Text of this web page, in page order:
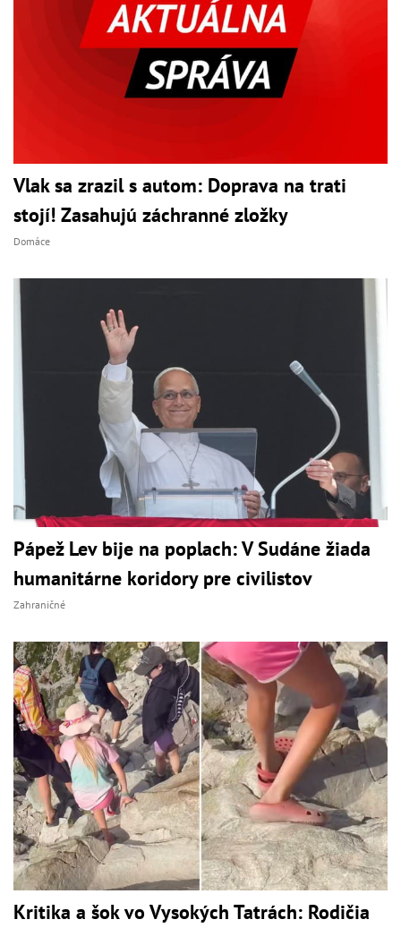
Vlak sa zrazil s autom: Doprava na trati
stojí! Zasahujú záchranné zložky
Domáce
Pápež Lev bije na poplach: V Sudáne žiada
humanitárne koridory pre civilistov
Zahraničné
Kritika a šok vo Vysokých Tatrách: Rodičia